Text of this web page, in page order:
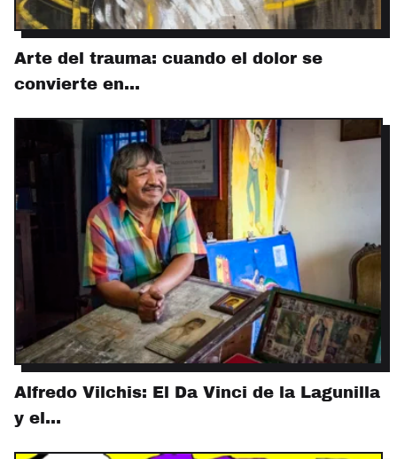
Arte del trauma: cuando el dolor se
convierte en…
Alfredo Vilchis: El Da Vinci de la Lagunilla
y el…